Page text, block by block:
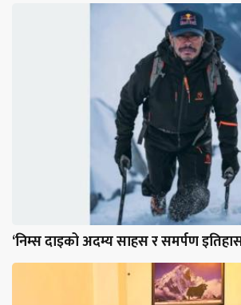
‘निम्स दाइको अदम्य साहस र समर्पण